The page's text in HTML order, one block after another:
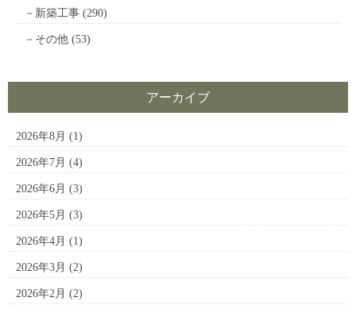
新築工事 (290)
その他 (53)
アーカイブ
2026年8月 (1)
2026年7月 (4)
2026年6月 (3)
2026年5月 (3)
2026年4月 (1)
2026年3月 (2)
2026年2月 (2)